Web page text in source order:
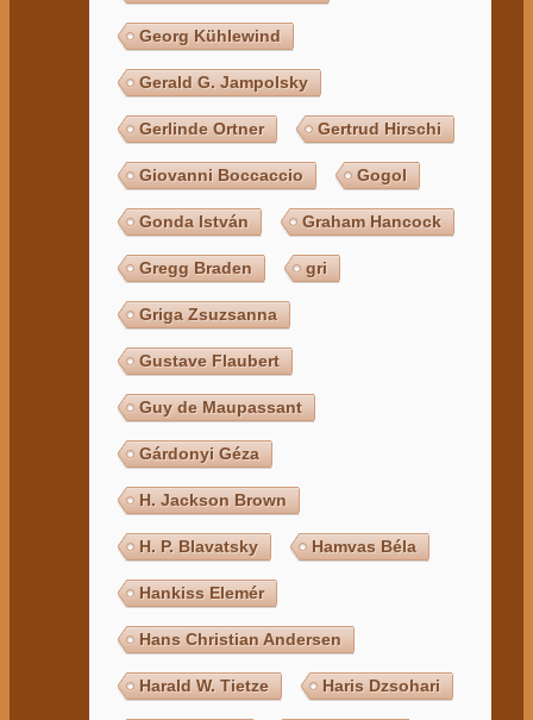
Georg Kühlewind
Gerald G. Jampolsky
Gerlinde Ortner Gertrud Hirschi
Giovanni Boccaccio Gogol
Gonda István Graham Hancock
Gregg Braden gri
Griga Zsuzsanna
Gustave Flaubert
Guy de Maupassant
Gárdonyi Géza
H. Jackson Brown
H. P. Blavatsky Hamvas Béla
Hankiss Elemér
Hans Christian Andersen
Harald W. Tietze Haris Dzsohari